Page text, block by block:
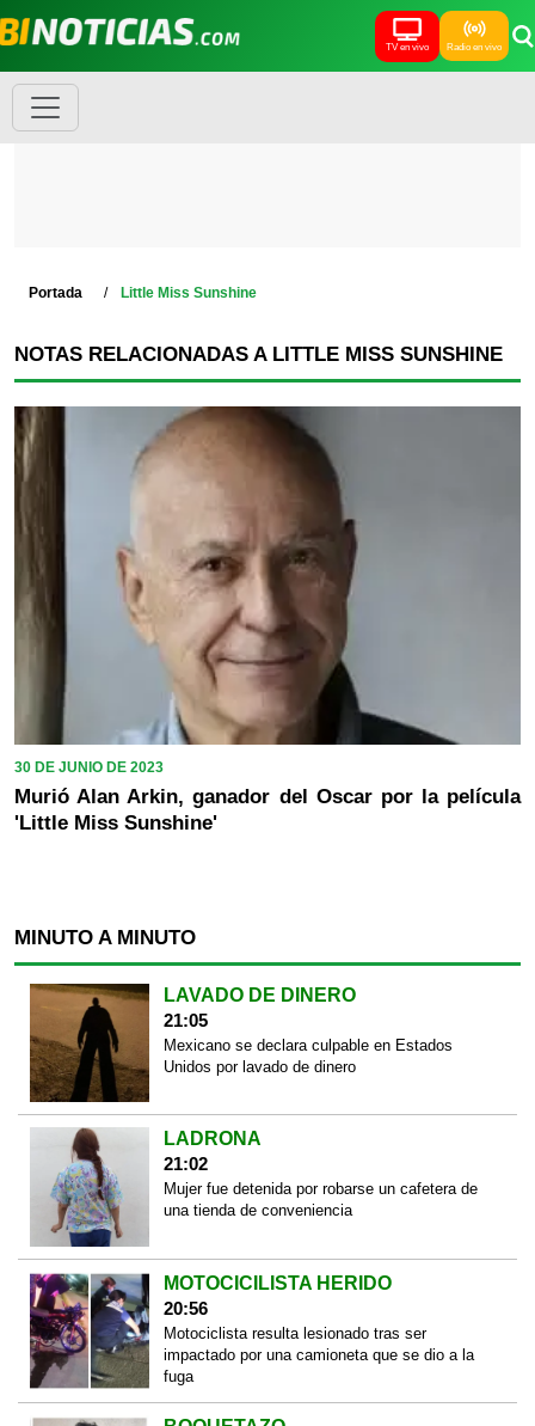
TV en vivo Radio en vivo
Portada Little Miss Sunshine
NOTAS RELACIONADAS A LITTLE MISS SUNSHINE
30 DE JUNIO DE 2023
Murió Alan Arkin, ganador del Oscar por la película
'Little Miss Sunshine'
MINUTO A MINUTO
LAVADO DE DINERO
21:05
Mexicano se declara culpable en Estados
Unidos por lavado de dinero
LADRONA
21:02
Mujer fue detenida por robarse un cafetera de
una tienda de conveniencia
MOTOCICILISTA HERIDO
20:56
Motociclista resulta lesionado tras ser
impactado por una camioneta que se dio a la
fuga